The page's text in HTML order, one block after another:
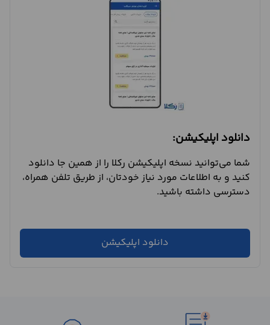
دانلود اپلیکیشن:
شما می‌توانید نسخه اپلیکیشن رکلا را از همین جا دانلود
کنید و به اطلاعات مورد نیاز خودتان، از طریق تلفن همراه،
دسترسی داشته باشید.
دانلود اپلیکیشن